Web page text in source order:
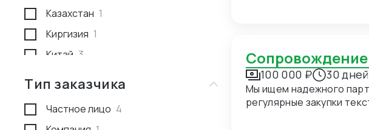
Казахстан 1
Киргизия 1
Китай 3
Тип заказчика
Частное лицо 4
100 000 ₽ 30 дней
Мы ищем надежного
регулярные закупки текстильной
приехать в Шанхай для